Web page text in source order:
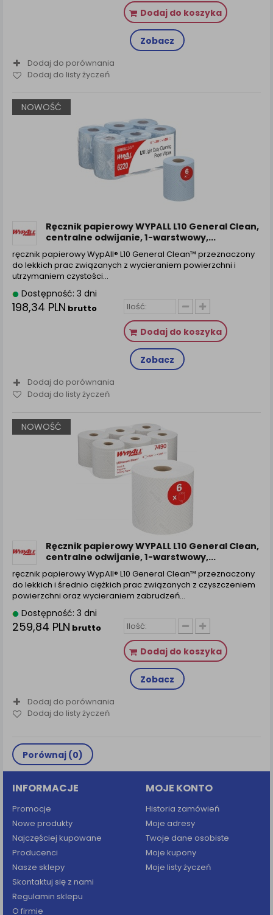
Dodaj do koszyka
Zobacz
Dodaj do porównania
Dodaj do listy życzeń
NOWOŚĆ
Ręcznik papierowy WYPALL L10 General Clean,
centralne odwijanie, 1-warstwowy,...
ręcznik papierowy WypAll® L10 General Clean™ przeznaczony
do lekkich prac związanych z wycieraniem powierzchni i
utrzymaniem czystości…
Dostępność: 3 dni
198,34 PLN brutto
Dodaj do koszyka
Zobacz
Dodaj do porównania
Dodaj do listy życzeń
NOWOŚĆ
Ręcznik papierowy WYPALL L10 General Clean,
centralne odwijanie, 1-warstwowy,...
ręcznik papierowy WypAll® L10 General Clean™ przeznaczony
do lekkich i średnio ciężkich prac związanych z czyszczeniem
powierzchni oraz wycieraniem zabrudzeń…
Dostępność: 3 dni
259,84 PLN brutto
Dodaj do koszyka
Zobacz
Dodaj do porównania
Dodaj do listy życzeń
Porównaj (0)
INFORMACJE
Promocje
Nowe produkty
Najczęściej kupowane
Producenci
Nasze sklepy
Skontaktuj się z nami
Regulamin sklepu
O firmie
MOJE KONTO
Historia zamówień
Moje adresy
Twoje dane osobiste
Moje kupony
Moje listy życzeń